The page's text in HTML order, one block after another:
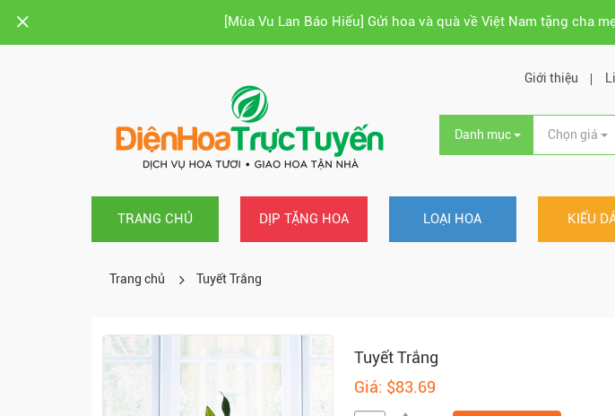
[Mùa Vu Lan Báo Hiếu] Gửi hoa và quà về Việt Nam tặng cha
Giới thiệu
Danh mục Chọn giá
TRANG CHỦ DỊP TẶNG HOA LOẠI HOA KIỂU
Trang chủ Tuyết Trắng
Tuyết Trắng
Giá: $83.69